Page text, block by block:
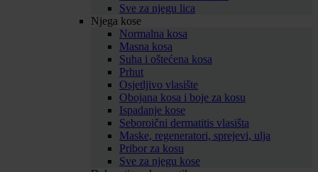
Sve za njegu lica
Njega kose
Normalna kosa
Masna kosa
Suha i oštećena kosa
Prhut
Osjetljivo vlasište
Obojana kosa i boje za kosu
Ispadanje kose
Seboroični dermatitis vlasišta
Maske, regeneratori, sprejevi, ulja
Pribor za kosu
Sve za njegu kose